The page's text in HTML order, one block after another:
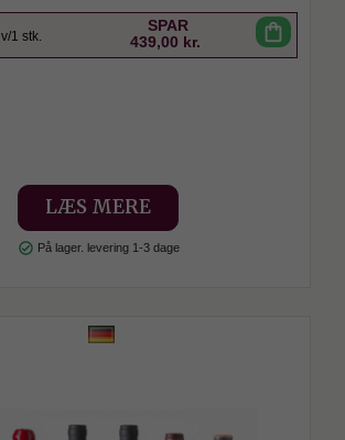
v/1 stk.
SPAR
439,00 kr.
shopping_bag
LÆS MERE
check_circle På lager. levering 1-3 dage